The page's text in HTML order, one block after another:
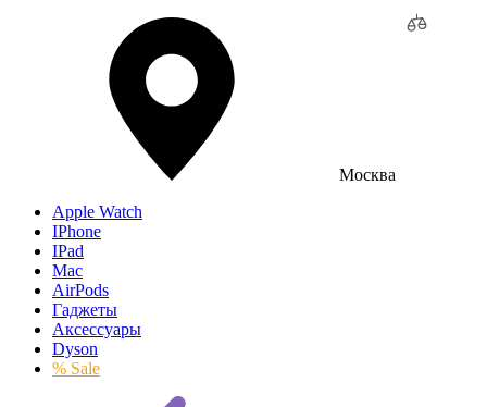
Москва
Apple Watch
IPhone
IPad
Mac
AirPods
Гаджеты
Аксессуары
Dyson
% Sale